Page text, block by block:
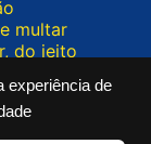
experiência de
multar
do jeito
Todos os
do seu